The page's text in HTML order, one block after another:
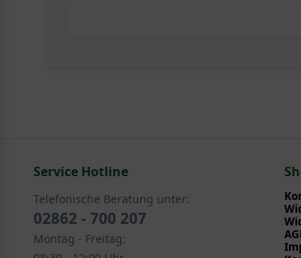
Service Hotline
Telefonische Beratung unter:
02862 - 700 207
Montag - Freitag: